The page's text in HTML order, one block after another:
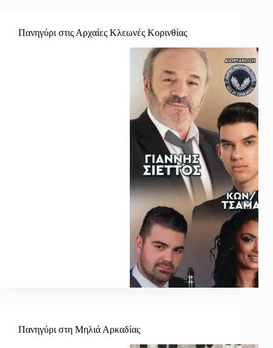
Πανηγύρι στις Αρχαίες Κλεωνές Κορινθίας
Πανηγύρι στη Μηλιά Αρκαδίας